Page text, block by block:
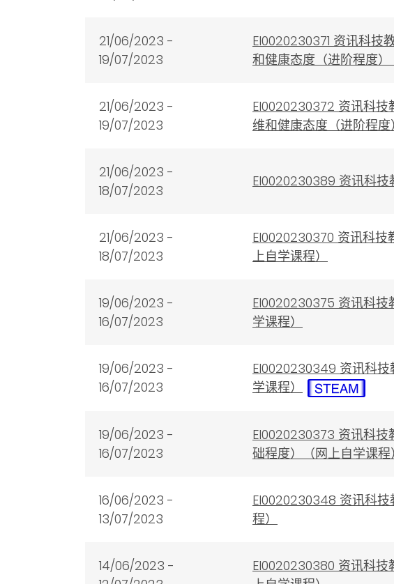
21/06/2023 -
19/07/2023
EI0020230371 资讯科技
和健康态度（进阶程度）
21/06/2023 -
19/07/2023
EI0020230372 资讯科
维和健康态度（进阶程度
21/06/2023 -
18/07/2023
EI0020230389 资讯科技
21/06/2023 -
18/07/2023
EI0020230370 资讯科
上自学课程）
19/06/2023 -
16/07/2023
EI0020230375 资讯科
学课程）
19/06/2023 -
16/07/2023
EI0020230349 资讯科技
学课程）
19/06/2023 -
16/07/2023
EI0020230373 资讯科
础程度）（网上自学课程）
16/06/2023 -
13/07/2023
EI0020230348 资讯科
程）
14/06/2023 -
EI0020230380 资讯科